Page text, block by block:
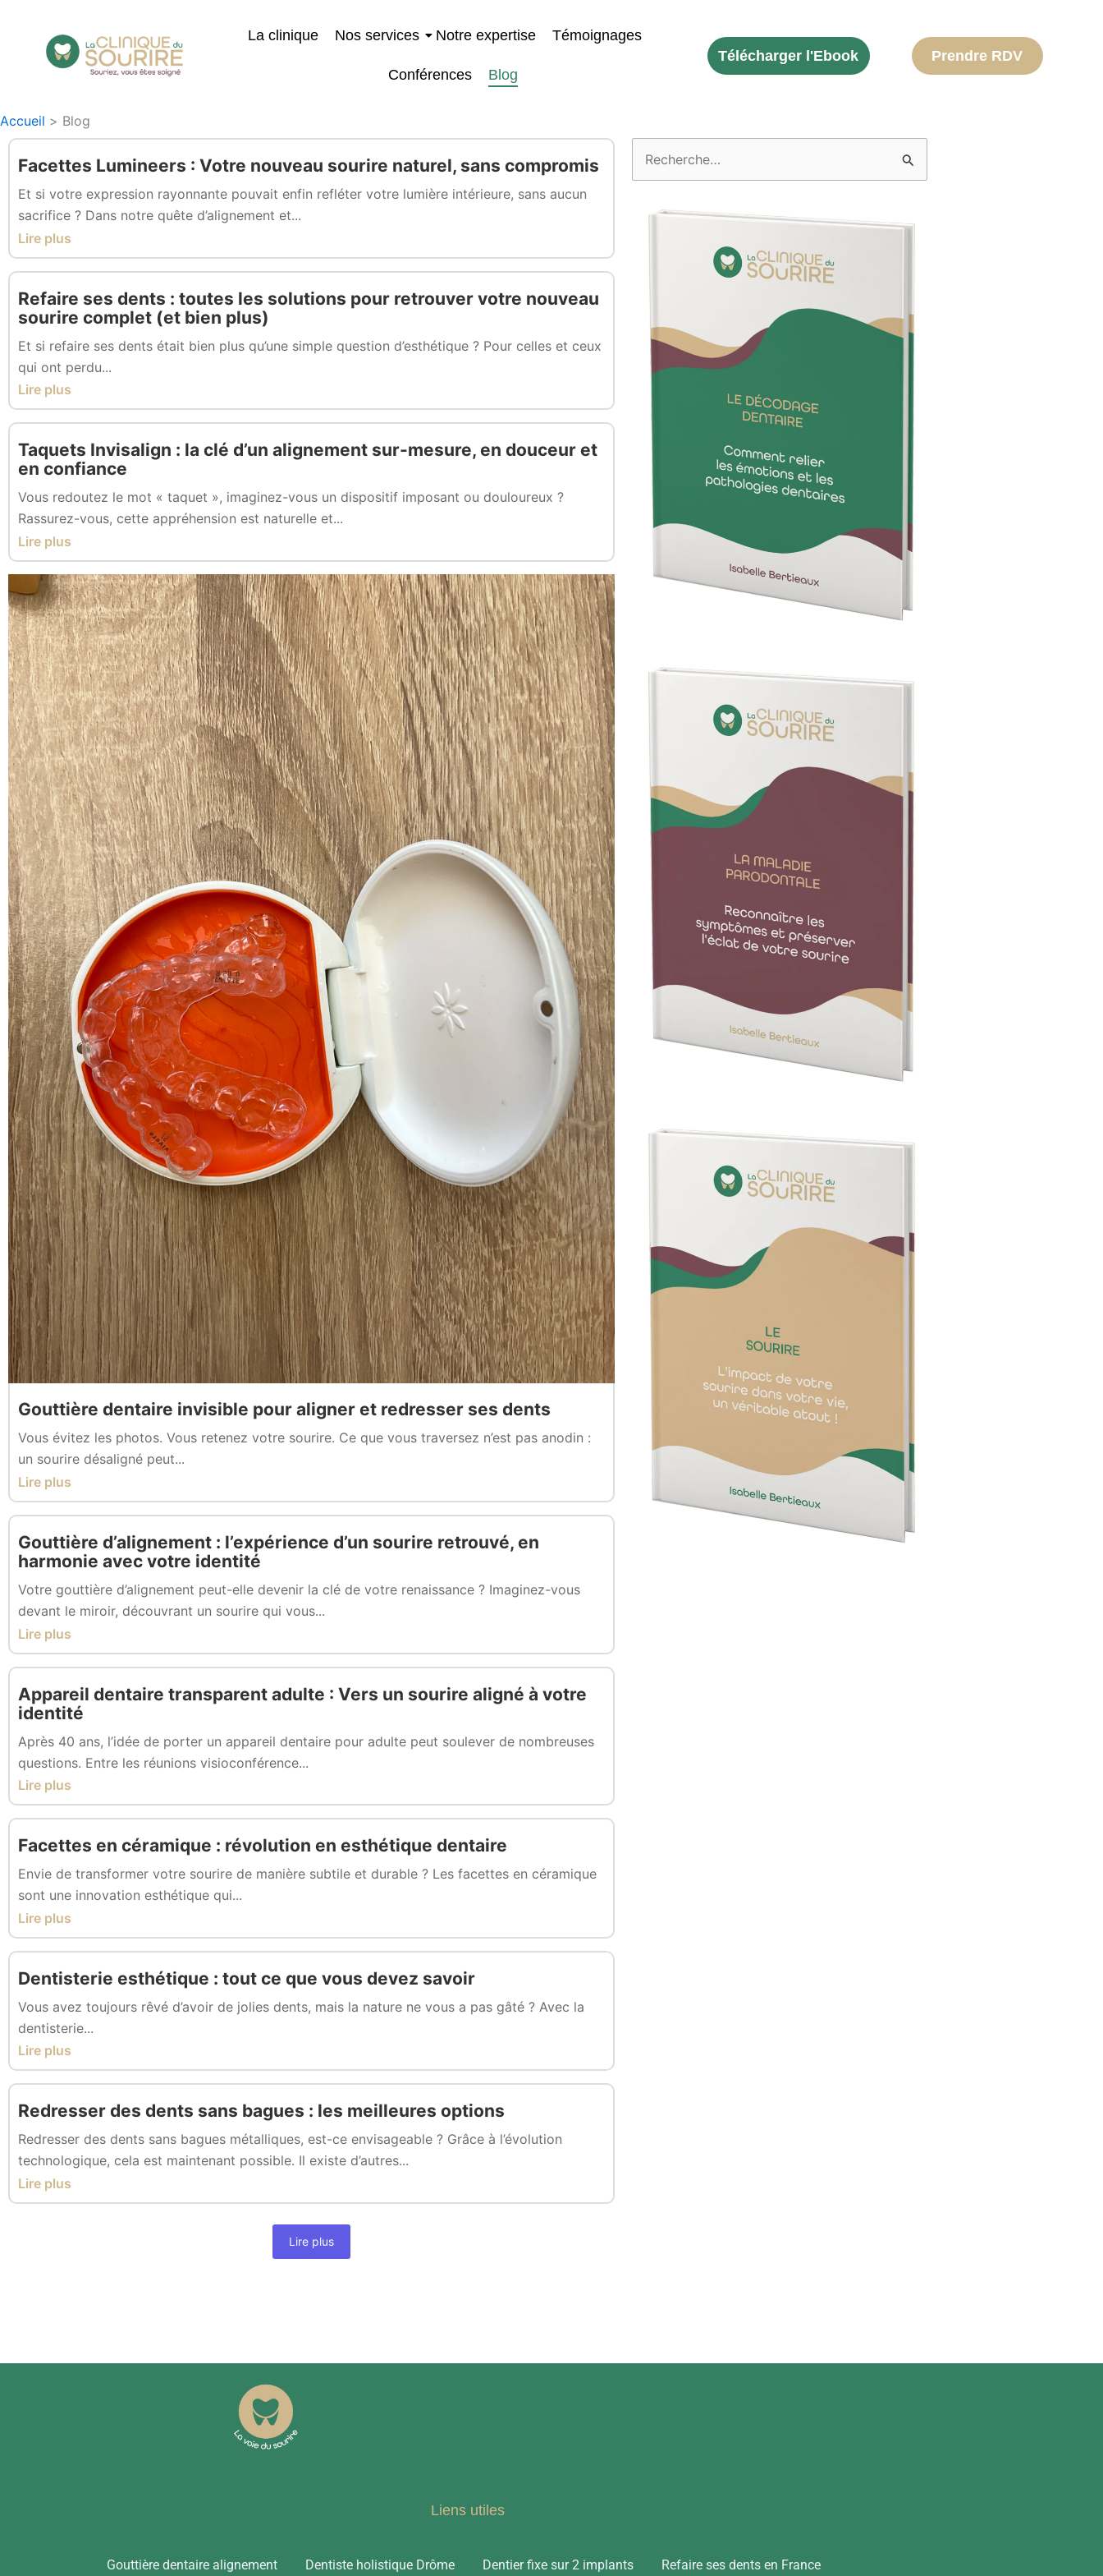
contenu
La clinique Nos services Notre expertise Témoignages
Conférences Blog
Télécharger l'Ebook Prendre RDV
Accueil Blog
Facettes Lumineers : Votre nouveau sourire naturel, sans compromis
Et si votre expression rayonnante pouvait enfin refléter votre lumière intérieure, sans aucun
sacrifice ? Dans notre quête d’alignement et...
Lire plus
Refaire ses dents : toutes les solutions pour retrouver votre nouveau
sourire complet (et bien plus)
Et si refaire ses dents était bien plus qu’une simple question d’esthétique ? Pour celles et ceux
qui ont perdu...
Lire plus
Taquets Invisalign : la clé d’un alignement sur-mesure, en douceur et
en confiance
Vous redoutez le mot « taquet », imaginez-vous un dispositif imposant ou douloureux ?
Rassurez-vous, cette appréhension est naturelle et...
Lire plus
Gouttière dentaire invisible pour aligner et redresser ses dents
Vous évitez les photos. Vous retenez votre sourire. Ce que vous traversez n’est pas anodin :
un sourire désaligné peut...
Lire plus
Gouttière d’alignement : l’expérience d’un sourire retrouvé, en
harmonie avec votre identité
Votre gouttière d’alignement peut-elle devenir la clé de votre renaissance ? Imaginez-vous
devant le miroir, découvrant un sourire qui vous...
Lire plus
Appareil dentaire transparent adulte : Vers un sourire aligné à votre
identité
Après 40 ans, l’idée de porter un appareil dentaire pour adulte peut soulever de nombreuses
questions. Entre les réunions visioconférence...
Lire plus
Facettes en céramique : révolution en esthétique dentaire
Envie de transformer votre sourire de manière subtile et durable ? Les facettes en céramique
sont une innovation esthétique qui...
Lire plus
Dentisterie esthétique : tout ce que vous devez savoir
Vous avez toujours rêvé d’avoir de jolies dents, mais la nature ne vous a pas gâté ? Avec la
dentisterie...
Lire plus
Redresser des dents sans bagues : les meilleures options
Redresser des dents sans bagues métalliques, est-ce envisageable ? Grâce à l’évolution
technologique, cela est maintenant possible. Il existe d’autres...
Lire plus
Lire plus
Rechercher :
Liens utiles
Gouttière dentaire alignement Dentiste holistique Drôme Dentier fixe sur 2 implants Refaire ses dents en France